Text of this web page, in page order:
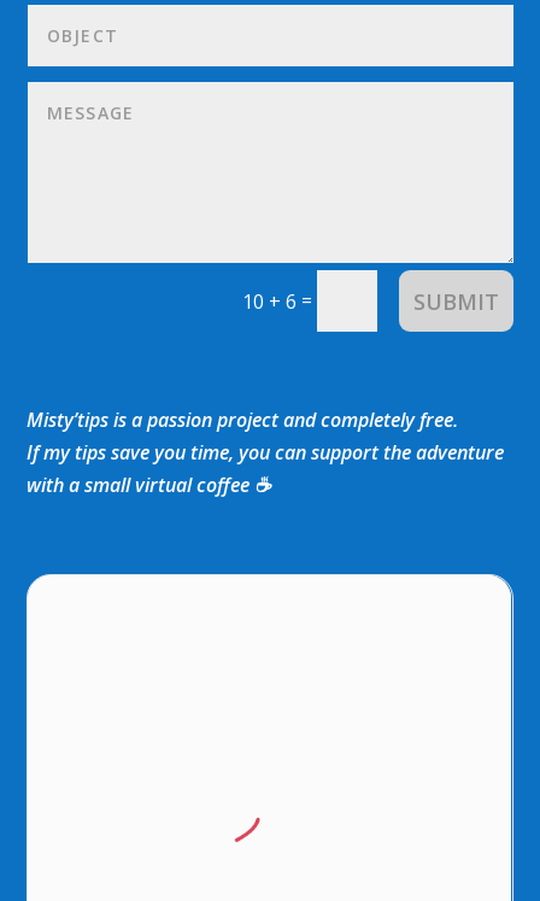
10 + 6 = SUBMIT
Misty’tips is a passion project and completely free.
If my tips save you time, you can support the adventure
with a small virtual coffee ☕